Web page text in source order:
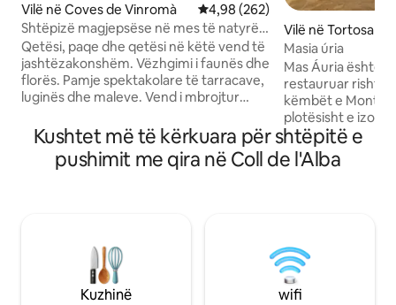
Vilë në Coves de Vinromà Vlerësimi mesatar 4,98 nga 5,
4,98 (262)
Shtëpizë magjepsëse në mes të natyrës
Pura Vida
Qetësi, paqe dhe qetësi në këtë vend të
jashtëzakonshëm. Vëzhgimi i faunës dhe
florës. Pamje spektakolare të tarracave,
luginës dhe maleve. Vend i mbrojtur
vogël ndodhet 400 metra larg shtëpisë
sate dhe është e përbashkët. Një
qëndrim i paharrueshëm në një
për personat me lëvizshmëri të kufizuar
dhe fëmijët. Pranohen 1 qen ose dy të
Vilë në Tortosa
Masia úria
Mas Áuria është
restauruar
këmbët e
plotësisht e
shkëlqyera të
Ebre Delta. Është
çlodhur dhe për
dizajnuara për t
u çlodhur nga
pishinë private.
Kushtet më të kërkuara për shtëpitë e
pushimit me qira në Coll de l'Alba
Kuzhinë wifi